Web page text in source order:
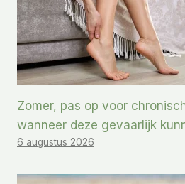
Zomer, pas op voor
wanneer deze gevaarlijk
6 augustus 2026